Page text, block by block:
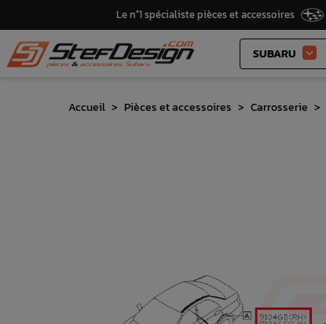
Le n°1 spécialiste pièces et accessoires
SUBARU 
Accueil Pièces et accessoires Carrosserie